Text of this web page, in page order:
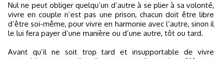
Nul ne peut obliger quelqu’un d’autre à se plier à sa volonté,
vivre en couple n’est pas une prison, chacun doit être libre
d’être soi-même, pour vivre en harmonie avec l’autre, sinon il
le lui fera payer d’une manière ou d’une autre, tôt ou tard.
Avant qu’il ne soit trop tard et insupportable de vivre